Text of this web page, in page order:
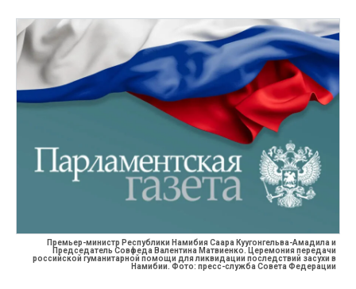
Премьер-министр Республики Намибия Саара Куугонгельва-Амадила и
Председатель Совфеда Валентина Матвиенко. Церемония передачи
российской гуманитарной помощи для ликвидации последствий засухи в
Намибии. Фото: пресс-служба Совета Федерации